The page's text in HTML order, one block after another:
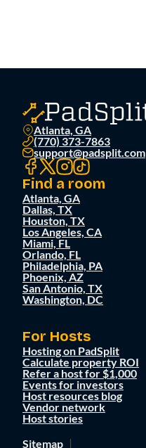
Atlanta, GA
(770) 373-7863
support@padsplit.com
Find a room
Atlanta, GA
Dallas, TX
Houston, TX
Los Angeles, CA
Miami, FL
Orlando, FL
Philadelphia, PA
Phoenix, AZ
San Antonio, TX
Washington, DC
For Hosts
Hosting on PadSplit
Calculate property ROI
Refer a host for $1,000
Events for investors
Host resources blog
Vendor network
Host stories
Sitemap